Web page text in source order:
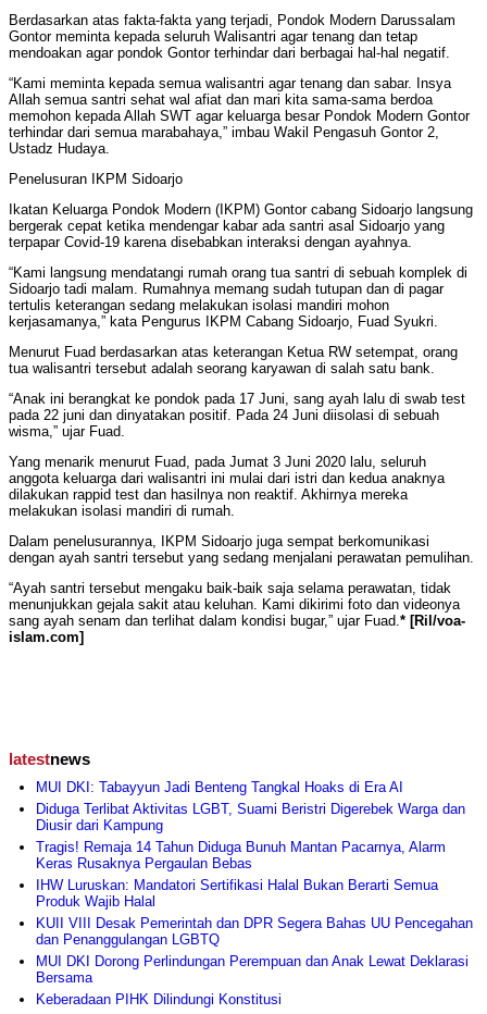
Berdasarkan atas fakta-fakta yang terjadi, Pondok Modern Darussalam
Gontor meminta kepada seluruh Walisantri agar tenang dan tetap
mendoakan agar pondok Gontor terhindar dari berbagai hal-hal negatif.
“Kami meminta kepada semua walisantri agar tenang dan sabar. Insya
Allah semua santri sehat wal afiat dan mari kita sama-sama berdoa
memohon kepada Allah SWT agar keluarga besar Pondok Modern Gontor
terhindar dari semua marabahaya,” imbau Wakil Pengasuh Gontor 2,
Ustadz Hudaya.
Penelusuran IKPM Sidoarjo
Ikatan Keluarga Pondok Modern (IKPM) Gontor cabang Sidoarjo langsung
bergerak cepat ketika mendengar kabar ada santri asal Sidoarjo yang
terpapar Covid-19 karena disebabkan interaksi dengan ayahnya.
“Kami langsung mendatangi rumah orang tua santri di sebuah komplek di
Sidoarjo tadi malam. Rumahnya memang sudah tutupan dan di pagar
tertulis keterangan sedang melakukan isolasi mandiri mohon
kerjasamanya,” kata Pengurus IKPM Cabang Sidoarjo, Fuad Syukri.
Menurut Fuad berdasarkan atas keterangan Ketua RW setempat, orang
tua walisantri tersebut adalah seorang karyawan di salah satu bank.
“Anak ini berangkat ke pondok pada 17 Juni, sang ayah lalu di swab test
pada 22 juni dan dinyatakan positif. Pada 24 Juni diisolasi di sebuah
wisma,” ujar Fuad.
Yang menarik menurut Fuad, pada Jumat 3 Juni 2020 lalu, seluruh
anggota keluarga dari walisantri ini mulai dari istri dan kedua anaknya
dilakukan rappid test dan hasilnya non reaktif. Akhirnya mereka
melakukan isolasi mandiri di rumah.
Dalam penelusurannya, IKPM Sidoarjo juga sempat berkomunikasi
dengan ayah santri tersebut yang sedang menjalani perawatan pemulihan.
“Ayah santri tersebut mengaku baik-baik saja selama perawatan, tidak
menunjukkan gejala sakit atau keluhan. Kami dikirimi foto dan videonya
sang ayah senam dan terlihat dalam kondisi bugar,” ujar Fuad.* [Ril/voa-
islam.com]
latestnews
MUI DKI: Tabayyun Jadi Benteng Tangkal Hoaks di Era AI
Diduga Terlibat Aktivitas LGBT, Suami Beristri Digerebek Warga dan
Diusir dari Kampung
Tragis! Remaja 14 Tahun Diduga Bunuh Mantan Pacarnya, Alarm
Keras Rusaknya Pergaulan Bebas
IHW Luruskan: Mandatori Sertifikasi Halal Bukan Berarti Semua
Produk Wajib Halal
KUII VIII Desak Pemerintah dan DPR Segera Bahas UU Pencegahan
dan Penanggulangan LGBTQ
MUI DKI Dorong Perlindungan Perempuan dan Anak Lewat Deklarasi
Bersama
Keberadaan PIHK Dilindungi Konstitusi